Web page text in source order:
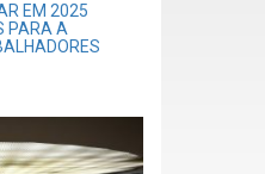
EM 2025
PARA A